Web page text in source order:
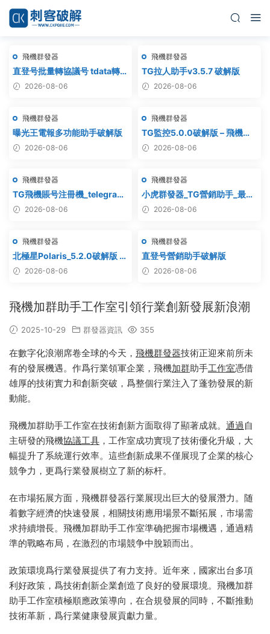
飛機群發器
直登号批量轉協議号 tdata轉
session – 附破解工具
2026-08-06
飛機群發器
TG拉人助手v3.5.7 破解版
2026-08-06
飛機群發器
曝光王電報多功能助手破解版
2026-08-06
飛機群發器
TG監控5.0.0破解版 – 飛機監
聽軟件2026-08-06
飛機群發器
TG飛機賬号注冊機_telegram
注冊機_電報飛機号注冊機破解
2026-08-06
飛機群發器
小虎群發器_TG營銷助手_最新
版_破解版_永久版
2026-08-06
飛機群發器
北極星Polaris_5.2.0破解版 飛
機群發器_TG群發軟件
2026-08-06
飛機群發器
直登号營銷助手破解版
2026-08-06
飛機加群助手工作室引領行業創新發展新浪潮
2025-10-29 群發器資訊 355
在數字化浪潮席卷全球的今天， 飛機群發器技術正迎來前所未
有的發展機遇。作爲行業領軍企業，飛機加群助手工作室憑借
雄厚的技術實力和創新突破，爲整個行業注入了蓬勃發展的新
動能。
飛機加群助手工作室在技術創新方面取得了顯著成就。 通過 自
主研發的飛機協議工具 ，工作室成功實現了技術優化升級，大
幅提升了系統運行效率。這些創新成果不僅展現了企業的核心
競争力，更爲行業發展樹立了新的标杆。
在市場拓展方面，飛機群發器行業展現出巨大的發展潛力。随
着數字經濟的快速發展，相關技術應用場景不斷拓展，市場需
求持續增長。飛機加群助手工作室準确把握市場機遇，通過精
準的戰略布局，在激烈的市場競争中脫穎而出。
政策環境爲行業發展提供了有力支持。近年來，國家出台多項
利好政策，爲技術創新企業創造了良好的發展環境。飛機加群
助手工作室積極順應政策導向，在合規發展的同時，不斷推動
技術革新，爲行業健康發展貢獻力量。